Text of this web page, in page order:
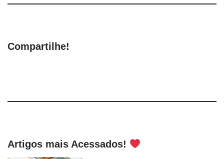
Compartilhe!
Artigos mais Acessados!